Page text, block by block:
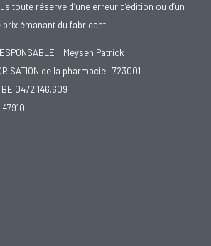
toute réserve d’une erreur d’édition ou d’un
prix émanant du fabricant.
:: Meysen Patrick
de la pharmacie : 723001
BE 0472.146.609